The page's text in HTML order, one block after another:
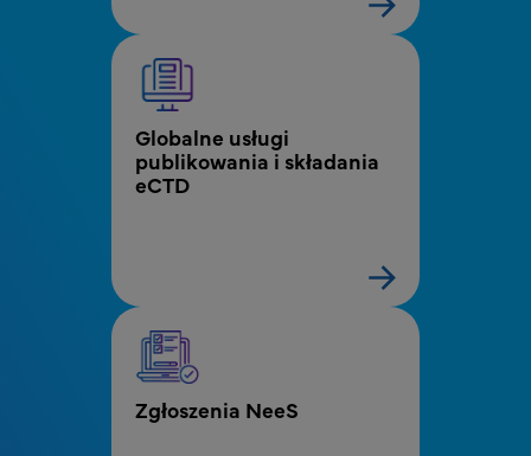
Globalne usługi
publikowania i składania
eCTD
Zgłoszenia NeeS